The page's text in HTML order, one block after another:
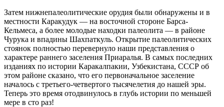
Затем нижнепалеолитические орудия были обнаружены и в
местности Каракудук — на восточной стороне Барса-
Кельмеса, а более молодые находки палеолита — в районе
Чурука и впадины Шахпаткуль. Открытие палеолитических
стоянок полностью перевернуло наши представления о
характере раннего заселения Приаралья. В самых последних
изданиях по истории Каракалпакии, Узбекистана, СССР об
этом районе сказано, что его первоначальное заселение
началось с третьего-четвертого тысячелетия до нашей эры.
Теперь это время отодвинулось в глубь истории по меньшей
мере в сто раз!